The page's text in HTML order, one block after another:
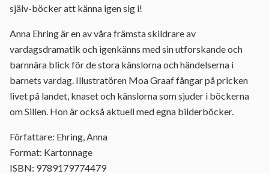
själv-böcker att känna igen sig i!
Anna Ehring är en av våra främsta skildrare av
vardagsdramatik och igenkänns med sin utforskande och
barnnära blick för de stora känslorna och händelserna i
barnets vardag. Illustratören Moa Graaf fångar på pricken
livet på landet, knaset och känslorna som sjuder i böckerna
om Sillen. Hon är också aktuell med egna bilderböcker.
Författare: Ehring, Anna
Format: Kartonnage
ISBN: 9789179774479